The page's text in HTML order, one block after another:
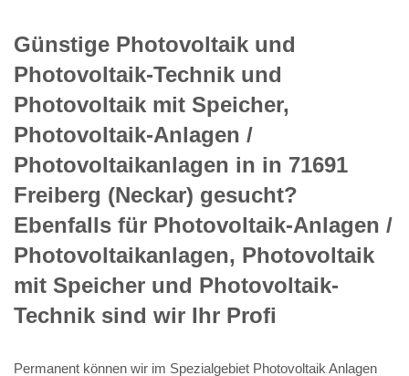
Günstige Photovoltaik und
Photovoltaik-Technik und
Photovoltaik mit Speicher,
Photovoltaik-Anlagen /
Photovoltaikanlagen in in 71691
Freiberg (Neckar) gesucht?
Ebenfalls für Photovoltaik-Anlagen /
Photovoltaikanlagen, Photovoltaik
mit Speicher und Photovoltaik-
Technik sind wir Ihr Profi
Permanent können wir im Spezialgebiet Photovoltaik Anlagen